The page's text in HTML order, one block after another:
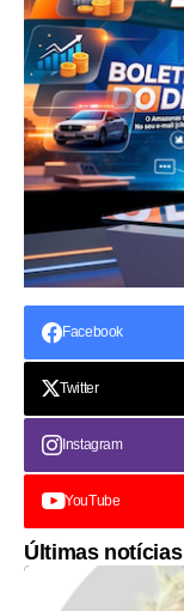
Facebook
Twitter
Instagram
YouTube
Últimas notícias